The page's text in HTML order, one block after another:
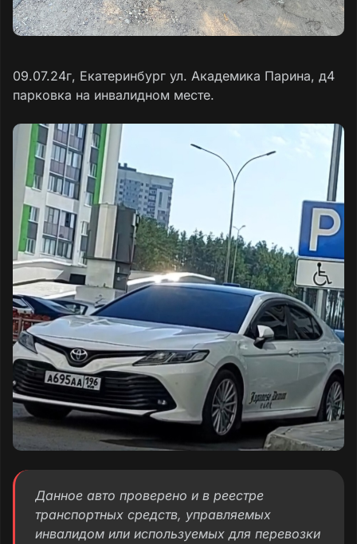
09.07.24г, Екатеринбург ул. Академика Парина, д4
парковка на инвалидном месте.
Данное авто проверено и в реестре
транспортных средств, управляемых
инвалидом или используемых для перевозки